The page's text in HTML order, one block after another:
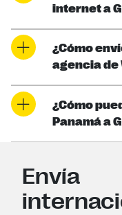
internet a
¿Cómo
agencia de
¿Cómo
Panamá a
Envía